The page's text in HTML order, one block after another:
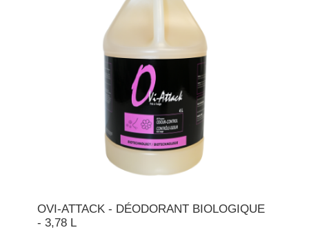
OVI-ATTACK - DÉODORANT BIOLOGIQUE
- 3,78 L